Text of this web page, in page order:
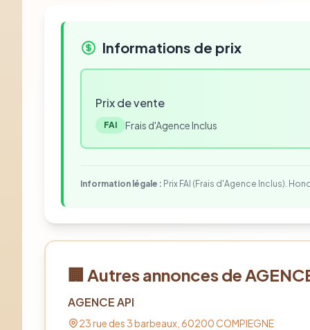
Informations de prix
Prix de vente
FAI Frais d'Agence Inclus
Information légale : Prix FAI (Frais d'Agence Inclus).
🏢 Autres annonces de
AGENCE API
23 rue des 3 barbeaux, 60200COMPIEGNE